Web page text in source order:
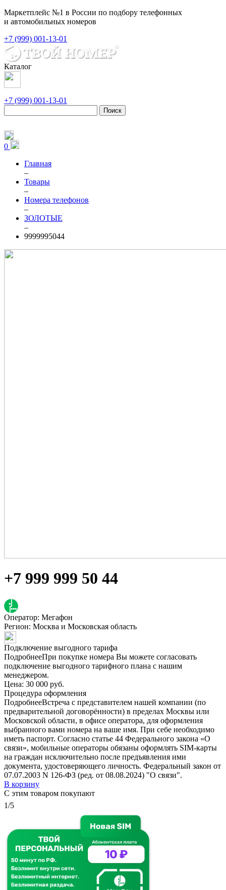
Маркетплейс №1 в России по подбору телефонных
и автомобильных номеров
+7 (999) 001-13-01
Каталог
+7 (999) 001-13-01
Поиск
0
Главная
–
Товары
–
Номера телефонов
–
ЗОЛОТЫЕ
–
9999995044
+7 999 999 50 44
Оператор: Мегафон
Регион: Москва и Московская область
Подключение выгодного тарифа
ПодробнееПри покупке номера Вы можете согласовать
подключение выгодного тарифного плана с нашим
менеджером.
Цена: 30 000 руб.
Процедура оформления
ПодробнееВстреча с представителем нашей компании (по
предварительной договорённости) в пределах Москвы или
Московской области, в офисе оператора, для оформления
выбранного вами номера на ваше имя. При себе необходимо
иметь паспорт. Согласно статье 44 Федерального закона «О
связи», мобильные операторы обязаны оформлять SIM-карты
на граждан исключительно после предъявления ими
документа, удостоверяющего личность. Федеральный закон от
07.07.2003 N 126-ФЗ (ред. от 08.08.2024) "О связи".
В корзину
С этим товаром покупают
1/5